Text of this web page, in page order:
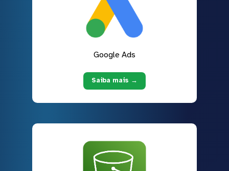
Google Ads
Saiba mais →